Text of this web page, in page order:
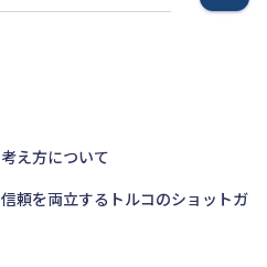
え方について
頼を両立するトルコのショットガ